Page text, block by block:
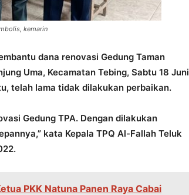
kemarin
dana renovasi Gedung Taman
Uma, Kecamatan Tebing, Sabtu 18 Juni
telah lama tidak dilakukan perbaikan.
Gedung TPA. Dengan dilakukan
kata Kepala TPQ Al-Fallah Teluk
PKK Natuna Panen Raya Cabai